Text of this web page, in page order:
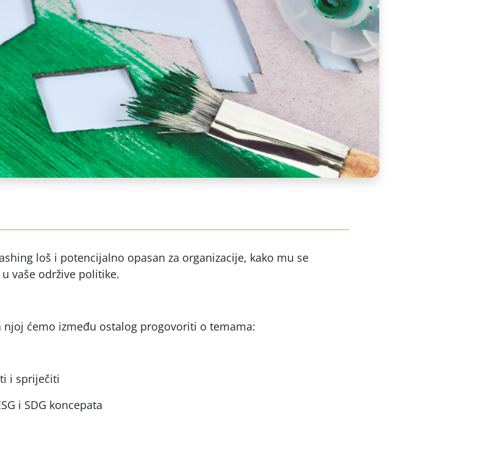
loš i potencijalno opasan za organizacije, kako mu se
vaše održive politike.
njoj ćemo između ostalog progovoriti o temama:
i spriječiti
i SDG koncepata